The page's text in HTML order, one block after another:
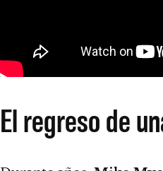
El regreso de